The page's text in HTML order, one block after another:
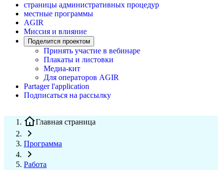
страницы административных процедур
местные программы
AGIR
Миссия и влияние
Поделится проектом
Принять участие в вебинаре
Плакаты и листовки
Медиа-кит
Для операторов AGIR
Partager l'application
Подписаться на рассылку
Главная страница
Программа
Работа